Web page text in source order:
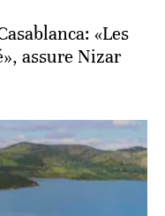
«Les
assure Nizar